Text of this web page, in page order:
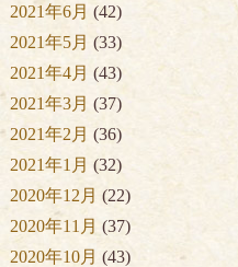
2021年6月 (42)
2021年5月 (33)
2021年4月 (43)
2021年3月 (37)
2021年2月 (36)
2021年1月 (32)
2020年12月 (22)
2020年11月 (37)
2020年10月 (43)